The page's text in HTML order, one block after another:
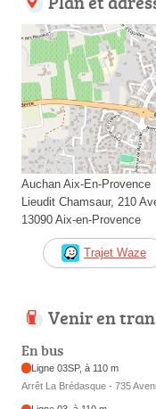
Auchan Aix-En-Provence
Lieudit Chamsaur, 210
13090 Aix-en-Provence
Trajet Waze
Venir en
En bus
Ligne 03SP, à 110 m
Arrêt La Brédasque - 735